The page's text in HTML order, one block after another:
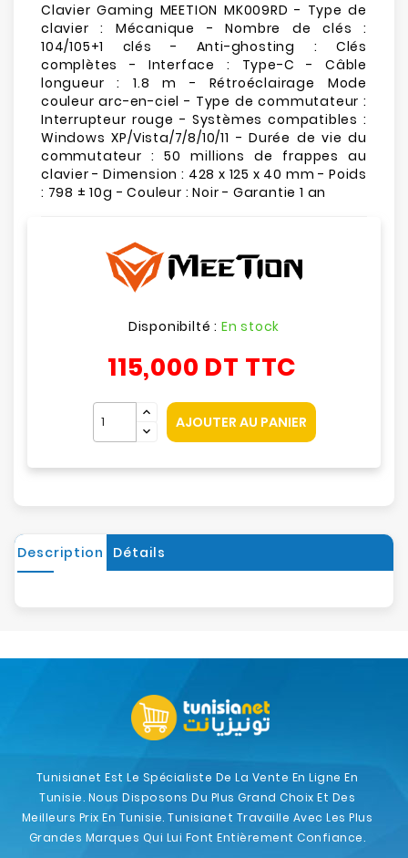
Clavier Gaming MEETION MK009RD - Type de
clavier : Mécanique - Nombre de clés :
104/105+1 clés - Anti-ghosting : Clés
complètes - Interface : Type-C - Câble
longueur : 1.8 m - Rétroéclairage Mode
couleur arc-en-ciel - Type de commutateur :
Interrupteur rouge - Systèmes compatibles :
Windows XP/Vista/7/8/10/11 - Durée de vie du
commutateur : 50 millions de frappes au
clavier - Dimension : 428 x 125 x 40 mm - Poids
: 798 ± 10g - Couleur : Noir - Garantie 1 an
Disponibilté : En stock
115,000 DT TTC
AJOUTER AU PANIER
Description Détails
Tunisianet Est Le Spécialiste De La Vente En Ligne En
Tunisie. Nous Disposons Du Plus Grand Choix Et Des
Meilleurs Prix En Tunisie. Tunisianet Travaille Avec Les Plus
Grandes Marques Qui Lui Font Entièrement Confiance.